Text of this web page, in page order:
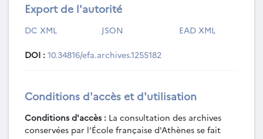
l'EFA envoyant Ch. Avezou à Notion afin
(29 septembre 1913).
PCA-4-4-03 - Télégramme du
directeur de l'EFA annulant la mission de
1913).
PCA-4-4-04 - Lettre du directeur de
l'EFA confirmant l'annulation de la mission
Export de l'autorité
DC XML JSON EAD XML
DOI : 10.34816/efa.archives.1255182
Conditions d'accès et d'utilisation
Conditions d'accès : La consultation des archives
conservées par l'École française d'Athènes se fait